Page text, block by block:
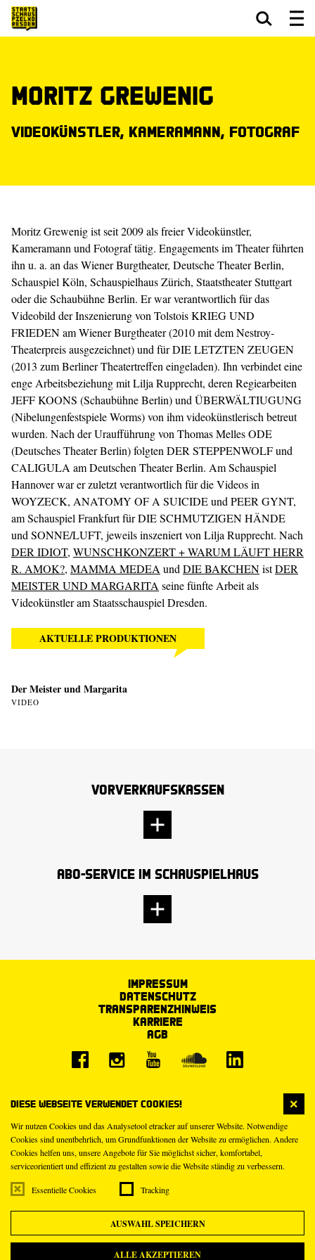
Diese Webseite verwendet Cookies!
Wir nutzen Cookies und das Analysetool etracker auf unserer Website. Notwendige
Cookies sind unentbehrlich, um Grundfunktionen der Website zu ermöglichen. Andere
Cookies helfen uns, unsere Angebote für Sie möglichst sicher, komfortabel,
serviceorientiert und effizient zu gestalten sowie die Website ständig zu verbessern.
Essentielle Cookies Tracking
AUSWAHL SPEICHERN
ALLE AKZEPTIEREN
Moritz Grewenig
Videokünstler, Kameramann, Fotograf
Moritz Grewenig ist seit 2009 als freier Videokünstler,
Kameramann und Foto­graf tätig. Engagements im Theater führten
ihn u. a. an das Wiener Burgtheater, Deutsche Theater Berlin,
Schauspiel Köln, Schauspielhaus Zürich, Staatstheater Stuttgart
oder die Schaubühne Berlin. Er war verantwortlich für das
Videobild der Inszenierung von Tolstois KRIEG UND
FRIEDEN am Wiener Burgtheater (2010 mit dem Nestroy-
Theaterpreis ausgezeichnet) und für DIE LETZTEN ZEUGEN
(2013 zum Berliner Theatertreffen eingeladen). Ihn verbindet eine
enge Arbeitsbeziehung mit Lilja Rupprecht, deren Regiearbeiten
JEFF KOONS (Schaubühne Berlin) und ÜBERWÄLTIUGUNG
(Nibelungenfestspiele Worms) von ihm videokünstlerisch betreut
wurden. Nach der Uraufführung von Thomas Melles ODE
(Deutsches Theater Berlin) folgten DER STEPPENWOLF und
CALIGULA am Deutschen Theater Berlin. Am Schauspiel
Hannover war er zuletzt verantwortlich für die Videos in
WOYZECK, ANATOMY OF A SUICIDE und PEER GYNT,
am Schauspiel Frankfurt für DIE SCHMUTZIGEN HÄNDE
und SONNE/LUFT, jeweils inszeniert von Lilja Rupprecht. Nach
DER IDIOT, WUNSCHKONZERT + WARUM LÄUFT HERR
R. AMOK?, MAMMA MEDEA und DIE BAKCHENistDER
MEISTER UND MARGARITA seine fünfte Arbeit als
Videokünstler am Staatsschauspiel Dresden.
AKTUELLE PRODUKTIONEN
Der Meister und Margarita
VIDEO
Vorverkaufskassen
Abo-Service im Schauspielhaus
Impressum
Datenschutz
Transparenzhinweis
Karriere
AGB